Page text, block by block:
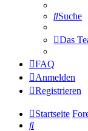
Suche
Das
FAQ
Anmelden
Registrieren
Startseite
Suche